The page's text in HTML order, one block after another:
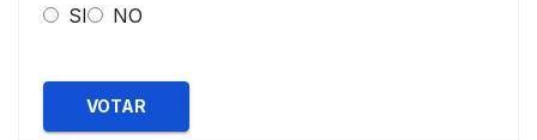
SI NO
VOTAR